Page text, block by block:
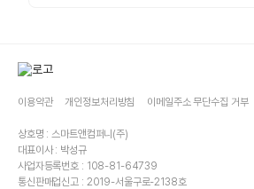
이용약관 개인정보처리방침 이메일주소 무단수집 거부
상호명 : 스마트앤컴퍼니(주)
대표이사 : 박성규
사업자등록번호 : 108-81-64739
통신판매업신고 : 2019-서울구로-2138호